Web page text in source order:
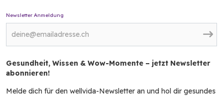
Newsletter Anmeldung
Gesundheit, Wissen & Wow-Momente – jetzt Newsletter
abonnieren!
Melde dich für den wellvida-Newsletter an und hol dir gesundes